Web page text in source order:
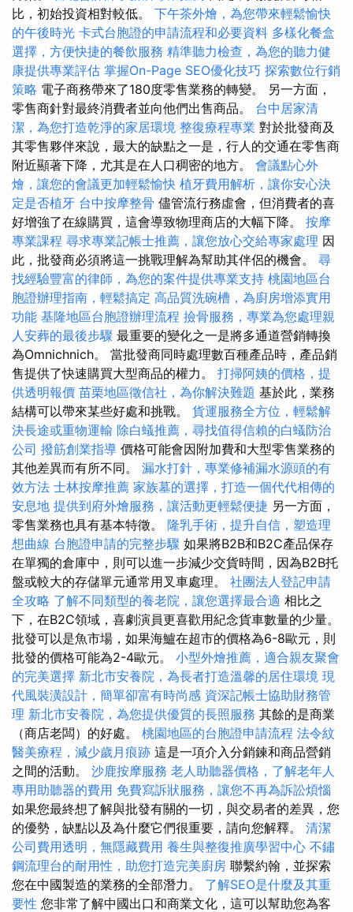
比，初始投資相對較低。 下午茶外燴，為您帶來輕鬆愉快
的午後時光 卡式台胞證的申請流程和必要資料 多樣化餐盒
選擇，方便快捷的餐飲服務 精準聽力檢查，為您的聽力健
康提供專業評估 掌握On-Page SEO優化技巧 探索數位行銷
策略 電子商務帶來了180度零售業務的轉變。 另一方面，
零售商針對最終消費者並向他們出售商品。 台中居家清
潔，為您打造乾淨的家居環境 整復療程專業 對於批發商及
其零售夥伴來說，最大的缺點之一是，行人的交通在零售商
附近顯著下降，尤其是在人口稠密的地方。 會議點心外
燴，讓您的會議更加輕鬆愉快 植牙費用解析，讓你安心決
定是否植牙 台中按摩整骨 儘管流行務虛會，但消費者的喜
好增強了在線購買，這會導致物理商店的大幅下降。 按摩
專業課程 尋求專業記帳士推薦，讓您放心交給專家處理 因
此，批發商必須將這一挑戰理解為幫助其伴侶的機會。 尋
找經驗豐富的律師，為您的案件提供專業支持 桃園地區台
胞證辦理指南，輕鬆搞定 高品質洗碗槽，為廚房增添實用
功能 基隆地區台胞證辦理流程 撿骨服務，專業為您處理親
人安葬的最後步驟 最重要的變化之一是將多通道營銷轉換
為Omnichnich。 當批發商同時處理數百種產品時，產品銷
售提供了快速購買大型商品的權力。 打掃阿姨的價格，提
供透明報價 苗栗地區徵信社，為你解決難題 基於此，業務
結構可以帶來某些好處和挑戰。 貨運服務全方位，輕鬆解
決長途或重物運輸 除白蟻推薦，尋找值得信賴的白蟻防治
公司 撥筋創業指導 價格可能會因附加費和大型零售業務的
其他差異而有所不同。 漏水打針，專業修補漏水源頭的有
效方法 士林按摩推薦 家族墓的選擇，打造一個代代相傳的
安息地 提供到府外燴服務，讓活動更輕鬆便捷 另一方面，
零售業務也具有基本特徵。 隆乳手術，提升自信，塑造理
想曲線 台胞證申請的完整步驟 如果將B2B和B2C產品保存
在單獨的倉庫中，則可以進一步減少交貨時間，因為B2B托
盤或較大的存儲單元通常用叉車處理。 社團法人登記申請
全攻略 了解不同類型的養老院，讓您選擇最合適 相比之
下，在B2C領域，喜劇演員更喜歡用紀念貨車數量的少量。
批發可以是魚市場，如果海鱸在超市的價格為6-8歐元，則
批發的價格可能為2-4歐元。 小型外燴推薦，適合親友聚會
的完美選擇 新北市安養院，為長者打造溫馨的居住環境 現
代風裝潢設計，簡單卻富有時尚感 資深記帳士協助財務管
理 新北市安養院，為您提供優質的長照服務 其餘的是商業
（商店老闆）的好處。 桃園地區的台胞證申請流程 法令紋
醫美療程，減少歲月痕跡 這是一項介入分銷鍊和商品營銷
之間的活動。 沙鹿按摩服務 老人助聽器價格，了解老年人
專用助聽器的費用 免費寫訴狀服務，讓您不再為訴訟煩惱
如果您最終想了解與批發有關的一切，與交易者的差異，您
的優勢，缺點以及為什麼它們很重要，請向您解釋。 清潔
公司費用透明，無隱藏費用 養生與整復推廣學習中心 不鏽
鋼流理台的耐用性，助您打造完美廚房 聯繫約翰，並探索
您在中國製造的業務的全部潛力。 了解SEO是什麼及其重
要性 您非常了解中國出口和商業文化，這可以幫助您為客